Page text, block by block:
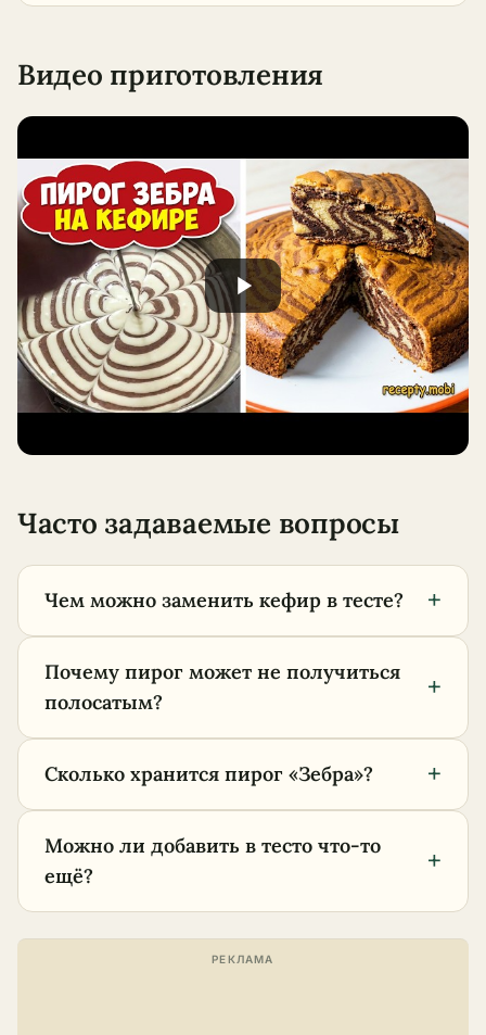
Видео приготовления
Часто задаваемые вопросы
Чем можно заменить кефир в тесте? +
Почему пирог может не получиться
полосатым?
+
Сколько хранится пирог «Зебра»? +
Можно ли добавить в тесто что-то
ещё?
+